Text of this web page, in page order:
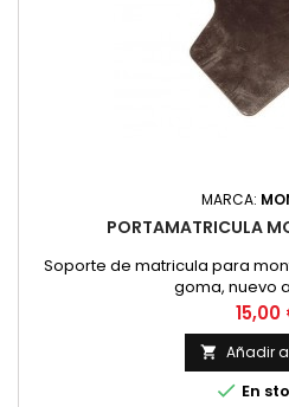
MARCA:
PORTAMATRICULA
Soporte de matricula para
goma, nuevo
Precio
15,00
 Añadir
 En